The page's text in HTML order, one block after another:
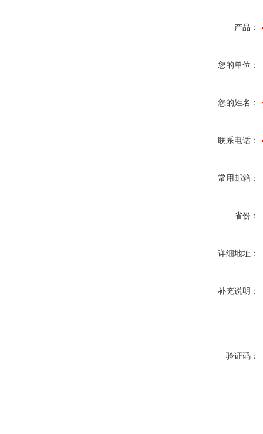
产品：
您的单位：
您的姓名：
联系电话：
常用邮箱：
省份：
详细地址：
补充说明：
验证码：